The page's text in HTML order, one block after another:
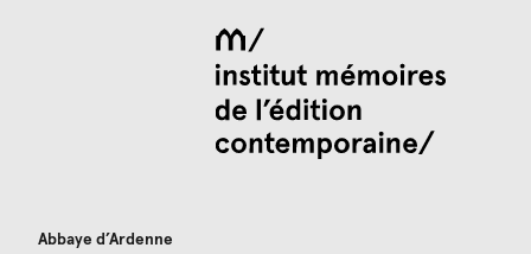
Abbaye d’Ardenne